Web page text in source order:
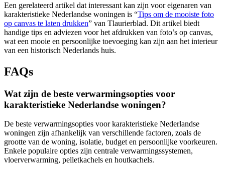
Een gerelateerd artikel dat interessant kan zijn voor eigenaren van
karakteristieke Nederlandse woningen is “Tips om de mooiste foto
op canvas te laten drukken” van Tlaurierblad. Dit artikel biedt
handige tips en adviezen voor het afdrukken van foto’s op canvas,
wat een mooie en persoonlijke toevoeging kan zijn aan het interieur
van een historisch Nederlands huis.
FAQs
Wat zijn de beste verwarmingsopties voor
karakteristieke Nederlandse woningen?
De beste verwarmingsopties voor karakteristieke Nederlandse
woningen zijn afhankelijk van verschillende factoren, zoals de
grootte van de woning, isolatie, budget en persoonlijke voorkeuren.
Enkele populaire opties zijn centrale verwarmingssystemen,
vloerverwarming, pelletkachels en houtkachels.